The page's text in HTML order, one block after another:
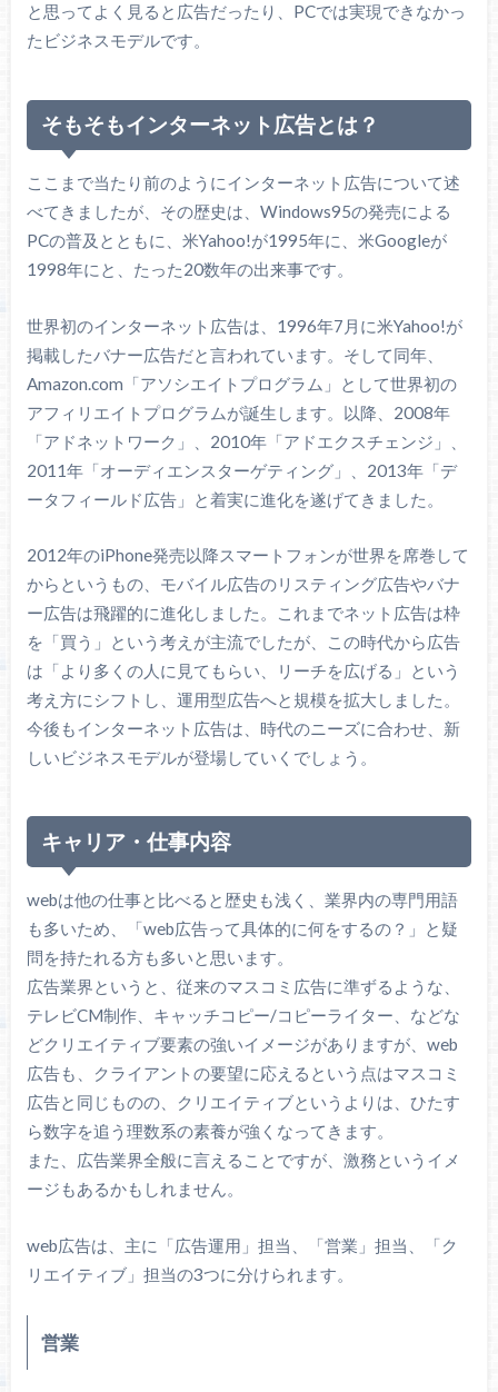
と思ってよく見ると広告だったり、PCでは実現できなかっ
たビジネスモデルです。
そもそもインターネット広告とは？
ここまで当たり前のようにインターネット広告について述
べてきましたが、その歴史は、Windows95の発売による
PCの普及とともに、米Yahoo!が1995年に、米Googleが
1998年にと、たった20数年の出来事です。
世界初のインターネット広告は、1996年7月に米Yahoo!が
掲載したバナー広告だと言われています。そして同年、
Amazon.com「アソシエイトプログラム」として世界初の
アフィリエイトプログラムが誕生します。以降、2008年
「アドネットワーク」、2010年「アドエクスチェンジ」、
2011年「オーディエンスターゲティング」、2013年「デ
ータフィールド広告」と着実に進化を遂げてきました。
2012年のiPhone発売以降スマートフォンが世界を席巻して
からというもの、モバイル広告のリスティング広告やバナ
ー広告は飛躍的に進化しました。これまでネット広告は枠
を「買う」という考えが主流でしたが、この時代から広告
は「より多くの人に見てもらい、リーチを広げる」という
考え方にシフトし、運用型広告へと規模を拡大しました。
今後もインターネット広告は、時代のニーズに合わせ、新
しいビジネスモデルが登場していくでしょう。
キャリア・仕事内容
webは他の仕事と比べると歴史も浅く、業界内の専門用語
も多いため、「web広告って具体的に何をするの？」と疑
問を持たれる方も多いと思います。
広告業界というと、従来のマスコミ広告に準ずるような、
テレビCM制作、キャッチコピー/コピーライター、などな
どクリエイティブ要素の強いイメージがありますが、web
広告も、クライアントの要望に応えるという点はマスコミ
広告と同じものの、クリエイティブというよりは、ひたす
ら数字を追う理数系の素養が強くなってきます。
また、広告業界全般に言えることですが、激務というイメ
ージもあるかもしれません。
web広告は、主に「広告運用」担当、「営業」担当、「ク
リエイティブ」担当の3つに分けられます。
営業